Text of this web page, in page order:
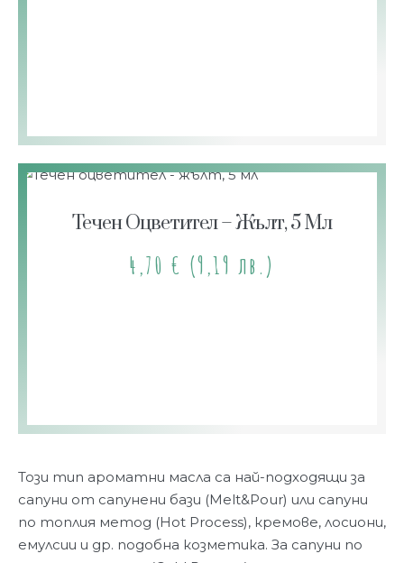
Течен Оцветител – Жълт, 5 Мл
4,70 € (9,19 лв.)
Този тип ароматни масла са най-подходящи за
сапуни от сапунени бази (Melt&Pour) или сапуни
по топлия метод (Hot Process), кремове, лосиони,
емулсии и др. подобна козметика. За сапуни по